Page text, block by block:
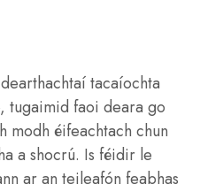
tacaíochta
tugaimid faoi deara go
modh éifeachtach chun
a shocrú. Is féidir le
ar an teileafón feabhas